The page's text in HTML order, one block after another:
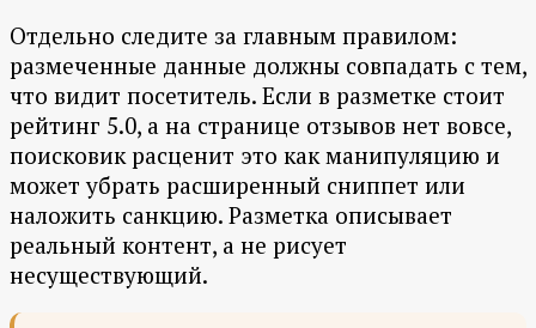
Отдельно следите за главным правилом:
размеченные данные должны совпадать с тем,
что видит посетитель. Если в разметке стоит
рейтинг 5.0, а на странице отзывов нет вовсе,
поисковик расценит это как манипуляцию и
может убрать расширенный сниппет или
наложить санкцию. Разметка описывает
реальный контент, а не рисует
несуществующий.